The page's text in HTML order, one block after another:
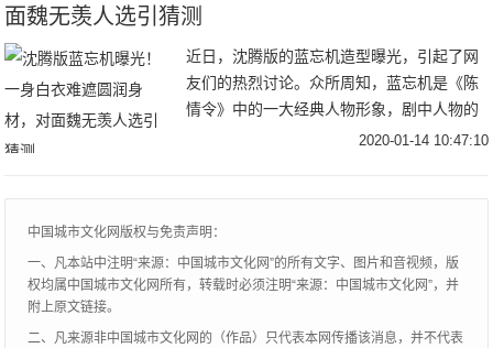
面魏无羡人选引猜测
近日，沈腾版的蓝忘机造型曝光，引起了网
友们的热烈讨论。众所周知，蓝忘机是《陈
情令》中的一大经典人物形象，剧中人物的
形象及装扮都深受众人喜爱，模仿者更是比
2020-01-14 10:47:10
中国城市文化网版权与免责声明：
一、凡本站中注明“来源：中国城市文化网”的所有文字、图片和音视频，版
权均属中国城市文化网所有，转载时必须注明“来源：中国城市文化网”，并
附上原文链接。
二、凡来源非中国城市文化网的（作品）只代表本网传播该消息，并不代表